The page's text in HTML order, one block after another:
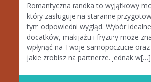
Romantyczna randka to wyjątkowy
który zasługuje na staranne
tym odpowiedni wygląd. Wybór
dodatków, makijażu i fryzury może
wpłynąć na Twoje samopoczucie
jakie zrobisz na partnerze. Jednak w[…]